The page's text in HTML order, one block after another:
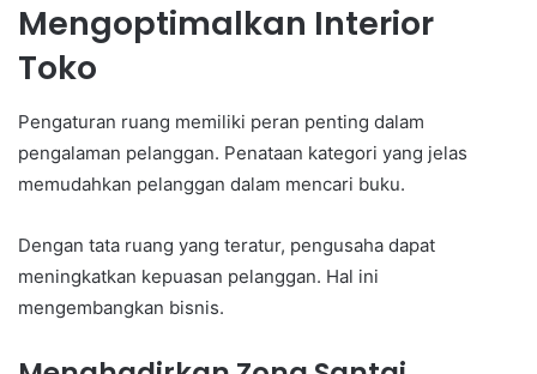
Mengoptimalkan Interior
Toko
Pengaturan ruang memiliki peran penting dalam
pengalaman pelanggan. Penataan kategori yang jelas
memudahkan pelanggan dalam mencari buku.
Dengan tata ruang yang teratur, pengusaha dapat
meningkatkan kepuasan pelanggan. Hal ini
mengembangkan bisnis.